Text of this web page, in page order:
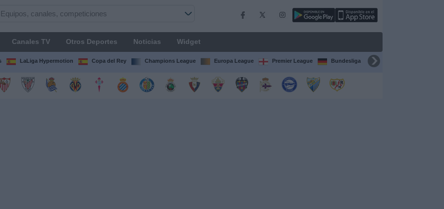
Canales TV Otros Deportes Noticias Widget
LaLiga Hypermotion Copa del Rey Champions League Europa League Premier League Bundesliga Supercopa de España